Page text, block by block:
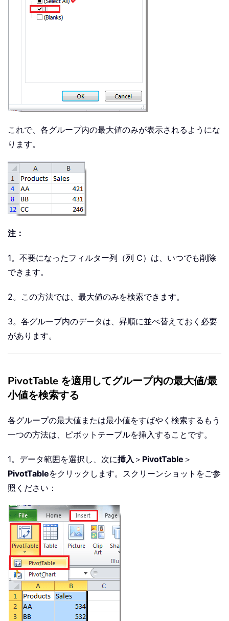
これで、各グループ内の最大値のみが表示されるようにな
ります。
注：
1。不要になったフィルター列（列 C）は、いつでも削除
できます。
2。この方法では、最大値のみを検索できます。
3。各グループ内のデータは、昇順に並べ替えておく必要
があります。
PivotTable を適用してグループ内の最大値/最
小値を検索する
各グループの最大値または最小値をすばやく検索するもう
一つの方法は、ピボットテーブルを挿入することです。
1。データ範囲を選択し、次に挿入 ＞ PivotTable ＞
PivotTableをクリックします。スクリーンショットをご参
照ください：